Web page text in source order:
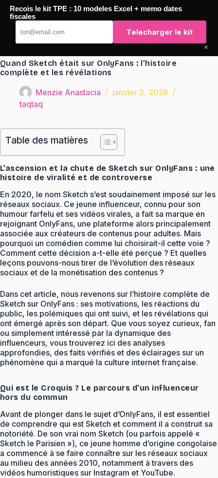
Passer
contenu
TaqTaq
Quand Sketch était sur OnlyFans : l’histoire
complète et les révélations
Menzie Anastacia
janvier 2, 2026
taqtaq
Table des matières
L’ascension et la chute de Sketch sur OnlyFans : une
histoire de viralité et de controverse
En 2020, le nom Sketch s’est soudainement imposé sur les
réseaux sociaux. Ce jeune influenceur, connu pour son
humour farfelu et ses vidéos virales, a fait sa marque en
rejoignant OnlyFans, une plateforme alors principalement
associée aux créateurs de contenus pour adultes. Mais
pourquoi un comédien comme lui choisirait-il cette voie ?
Comment cette décision a-t-elle été perçue ? Et quelles
leçons pouvons-nous tirer de l’évolution des réseaux
sociaux et de la monétisation des contenus ?
Dans cet article, nous revenons sur l’histoire complète de
Sketch sur OnlyFans : ses motivations, les réactions du
public, les polémiques qui ont suivi, et les révélations qui
ont émergé après son départ. Que vous soyez curieux, fan
ou simplement intéressé par la dynamique des
influenceurs, vous trouverez ici des analyses
approfondies, des faits vérifiés et des éclairages sur un
phénomène qui a marqué la culture internet française.
Qui est le Croquis ? Le parcours d’un influenceur
hors du commun
Avant de plonger dans le sujet d’OnlyFans, il est essentiel
de comprendre qui est Sketch et comment il a construit sa
notoriété. De son vrai nom Sketch (ou parfois appelé «
Sketch le Parisien »), ce jeune homme d’origine congolaise
a commencé à se faire connaître sur les réseaux sociaux
au milieu des années 2010, notamment à travers des
vidéos humoristiques sur Instagram et YouTube.
Recois le kit TPE : 10 modeles Excel + memo dates
fiscales
Telecharger le kit
×